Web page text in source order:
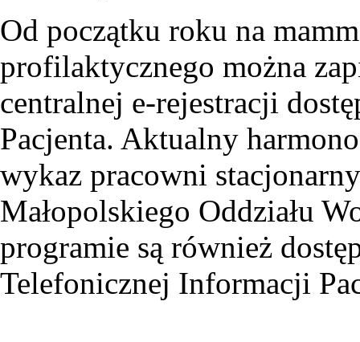
Od początku roku na
profilaktycznego można
centralnej e-rejestracji
Pacjenta. Aktualny
wykaz pracowni
Małopolskiego Oddziału
programie są również
Telefonicznej Informacji